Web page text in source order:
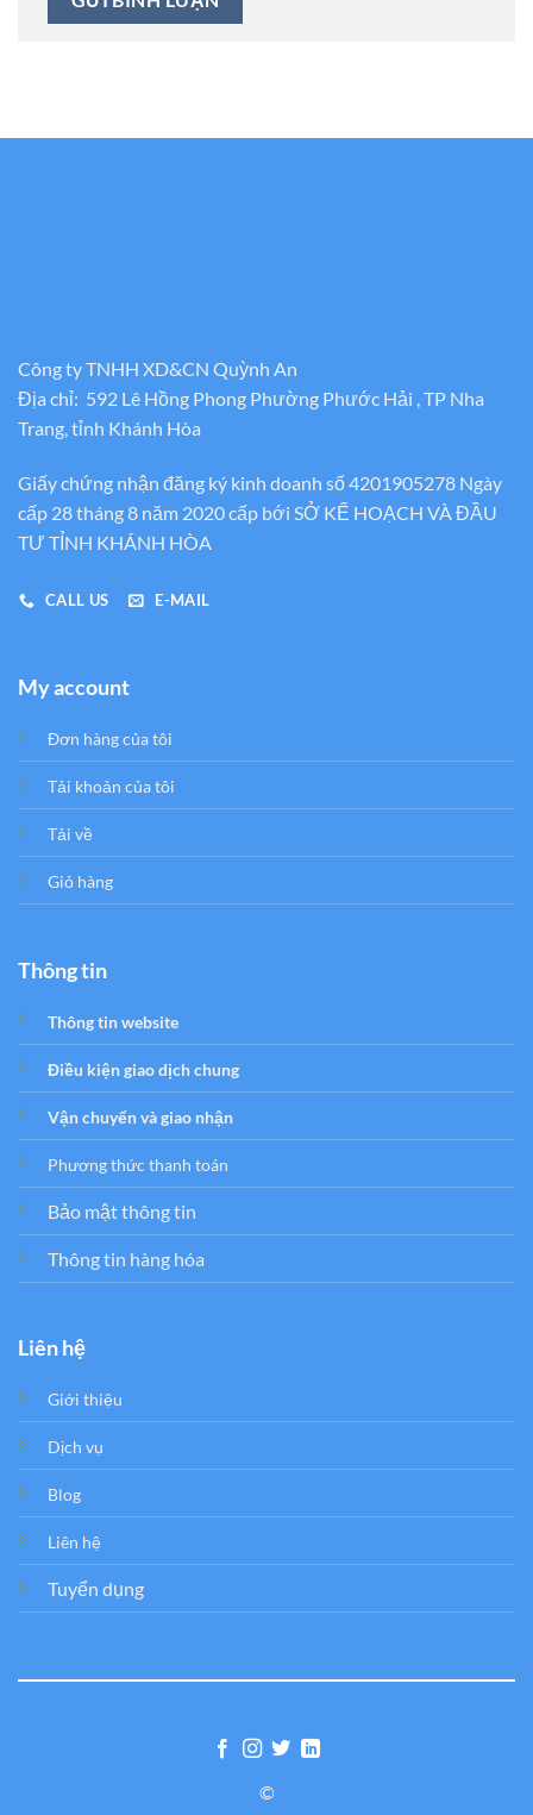
Công ty TNHH XD&CN Quỳnh An
Địa chỉ: 592 Lê Hồng Phong Phường Phước Hải , TP Nha
Trang, tỉnh Khánh Hòa
Giấy chứng nhận đăng ký kinh doanh số 4201905278 Ngày
cấp 28 tháng 8 năm 2020 cấp bới SỞ KẾ HOẠCH VÀ ĐẦU
TƯ TỈNH KHÁNH HÒA
CALL US E-MAIL
My account
Đơn hàng của tôi
Tải khoản của tôi
Tải về
Giỏ hàng
Thông tin
Thông tin website
Điều kiện giao dịch chung
Vận chuyển và giao nhận
Phương thức thanh toán
Bảo mật thông tin
Thông tin hàng hóa
Liên hệ
Giới thiệu
Dịch vụ
Blog
Liên hệ
Tuyển dụng
©